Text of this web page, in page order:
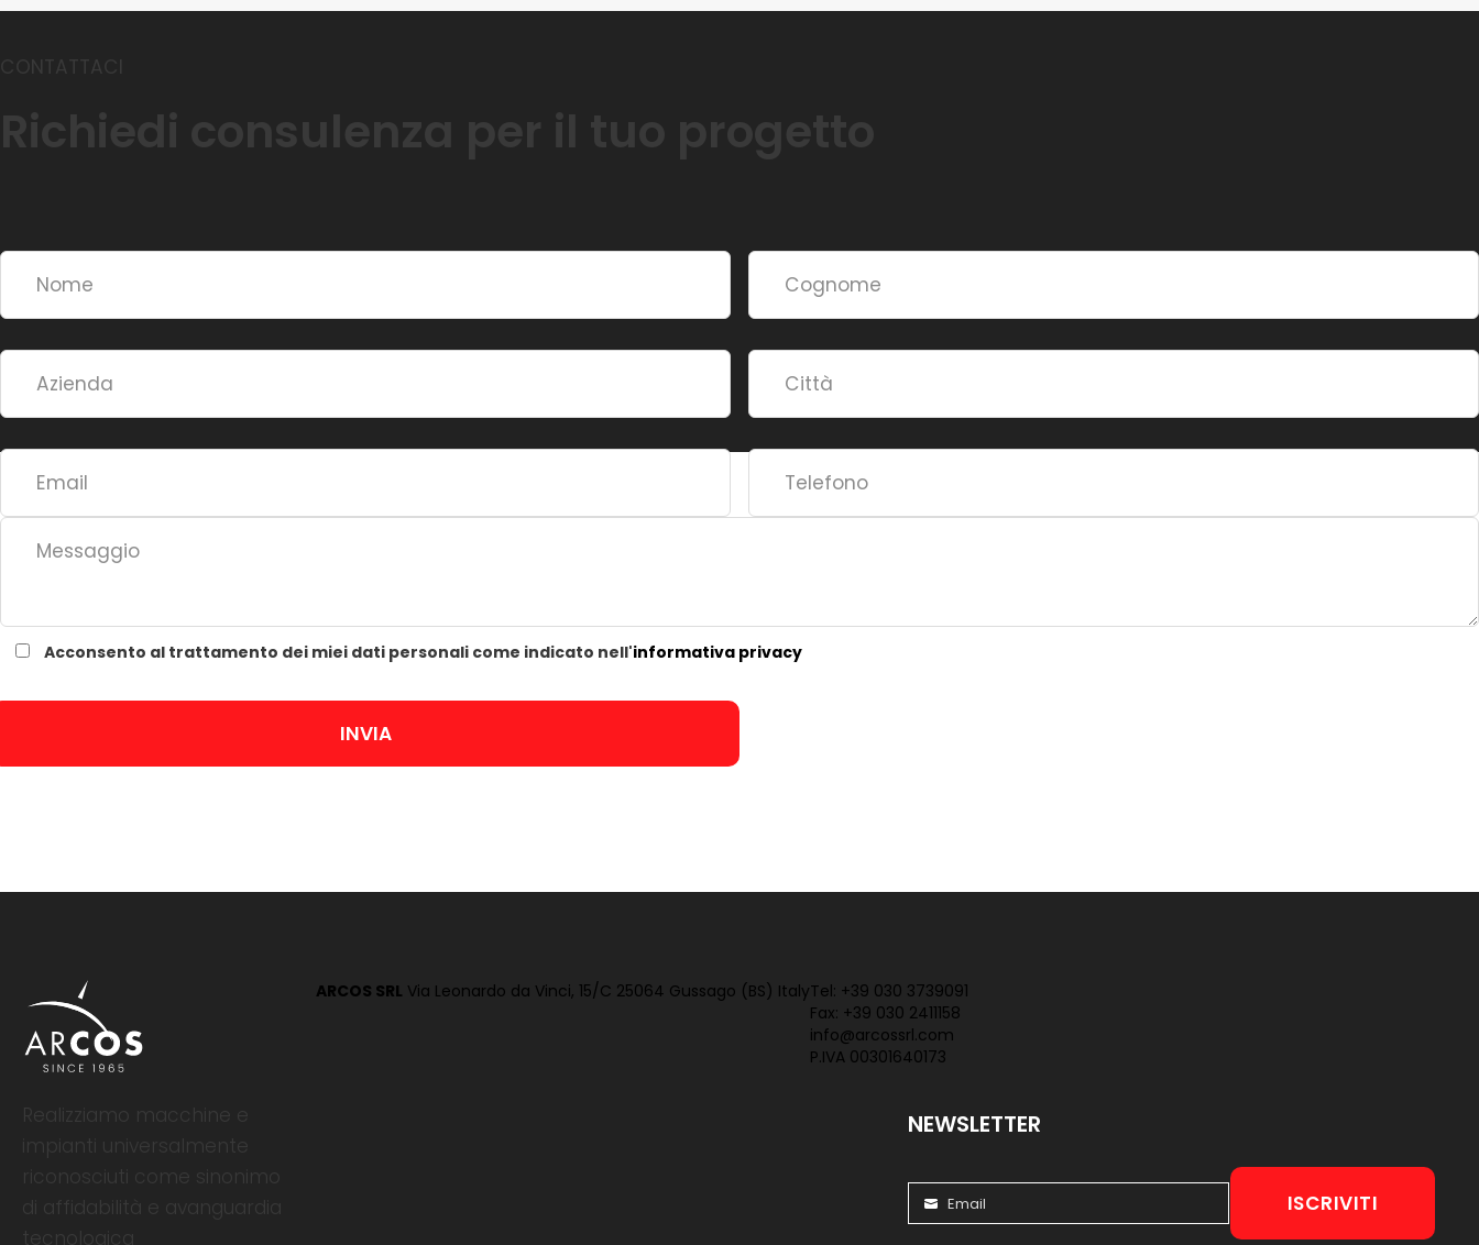
CONTATTACI
Richiedi consulenza per il tuo progetto
Acconsento al trattamento dei miei dati personali come indicato nell'informativa privacy
t
n
v
:
Realizziamo macchine e
impianti universalmente
di affidabilità e avanguardia
ARCOS SRL Via Leonardo da Vinci, 15/C 25064 Gussago (BS) ItalyTel: +39 030 3739091
Fax: +39 030 2411158
info@arcossrl.com
P.IVA 00301640173
NEWSLETTER
EmailEmail ISCRIVITI